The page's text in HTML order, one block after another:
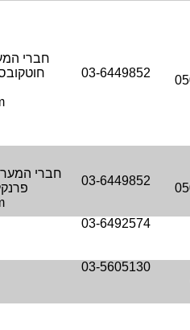
03-6449852
חברי
03-6449852
חברי
03-6492574
03-5605130